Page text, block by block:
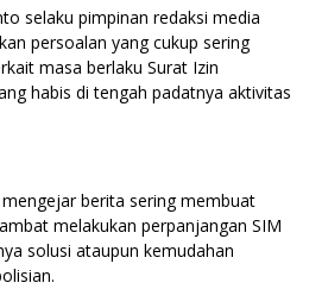
selaku pimpinan redaksi media
persoalan yang cukup sering
masa berlaku Surat Izin
habis di tengah padatnya aktivitas
berita sering membuat
melakukan perpanjangan SIM
solusi ataupun kemudahan